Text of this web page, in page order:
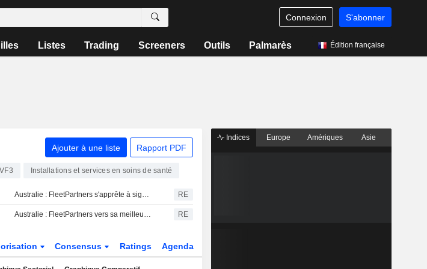
Connexion S'abonner
Listes Trading Screeners Outils Palmarès Édition française
Ajouter à une liste Rapport PDF
Installations et services en soins de santé
Australie : FleetPartners s'apprête à signer sa meilleure séance en 6 ans après une offre de rachat de 534 millions de dollars RE
Australie : FleetPartners vers sa meilleure séance en 6 ans après une offre de rachat de 534 millions de dollars RE
Consensus Ratings Agenda
Indices Europe Amériques Asie